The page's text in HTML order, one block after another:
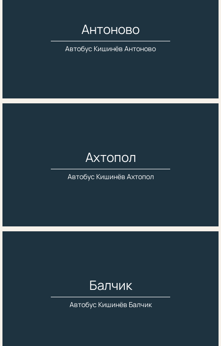
Антоново
Автобус Кишинёв Антоново
Ахтопол
Автобус Кишинёв Ахтопол
Балчик
Автобус Кишинёв Балчик